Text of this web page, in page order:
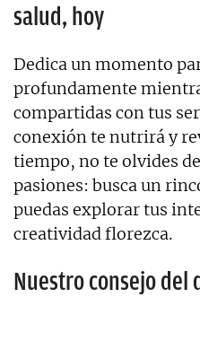
salud, hoy
Dedica un momento
profundamente
compartidas con tus
conexión te nutrirá y
tiempo, no te olvides
pasiones: busca un
puedas explorar tus
creatividad florezca.
Nuestro consejo del